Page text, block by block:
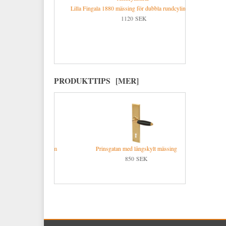
Lilla Fingala 1880 mässing för dubbla rundcylindrar
1120 SEK
PRODUKTTIPS [MER]
Prinsgatan med långskylt mässing
850 SEK